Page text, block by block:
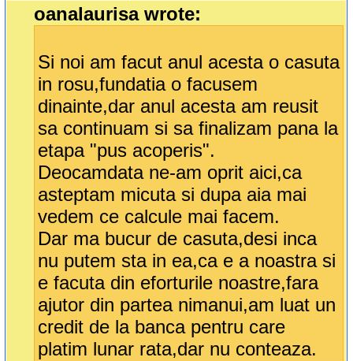
oanalaurisa wrote:
Si noi am facut anul acesta o casuta
in rosu,fundatia o facusem
dinainte,dar anul acesta am reusit
sa continuam si sa finalizam pana la
etapa "pus acoperis".
Deocamdata ne-am oprit aici,ca
asteptam micuta si dupa aia mai
vedem ce calcule mai facem.
Dar ma bucur de casuta,desi inca
nu putem sta in ea,ca e a noastra si
e facuta din eforturile noastre,fara
ajutor din partea nimanui,am luat un
credit de la banca pentru care
platim lunar rata,dar nu conteaza.